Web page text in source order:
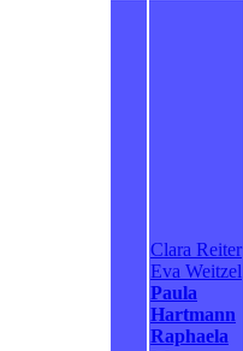
Clara Reiter
Eva Weitzel
Paula
Hartmann
Raphaela